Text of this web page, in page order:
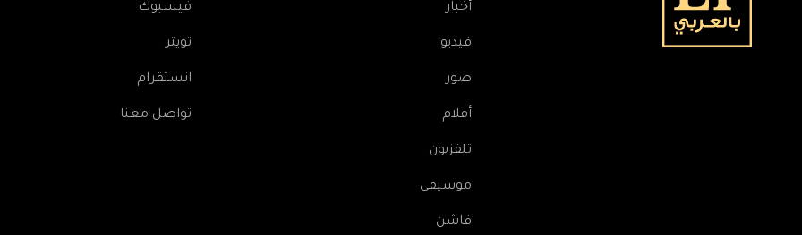
أخبار
فيديو
صور
أفلام
تلفزيون
موسيقى
فاشن
فيسبوك
تويتر
انستقرام
تواصل معنا